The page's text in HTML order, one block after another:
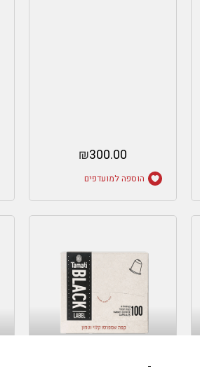
₪300.00
הוספה למועדפים